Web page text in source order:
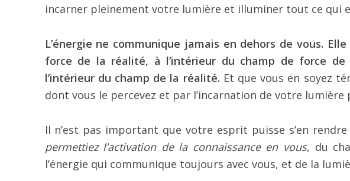
incarner pleinement votre lumière et illuminer tout ce qui
L’énergie ne communique jamais en dehors de vous.
force de la réalité, à l’intérieur du champ de force
l’intérieur du champ de la réalité. Et que vous en soyez
dont vous le percevez et par l’incarnation de votre
Il n’est pas important que votre esprit puisse s’en
permettiez l’activation de la connaissance en vous, du
l’énergie qui communique toujours avec vous, et de la